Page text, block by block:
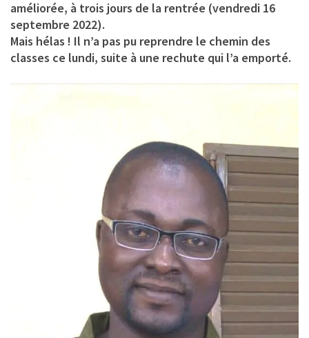
améliorée, à trois jours de la rentrée (vendredi 16
septembre 2022).
Mais hélas ! Il n’a pas pu reprendre le chemin des
classes ce lundi, suite à une rechute qui l’a emporté.